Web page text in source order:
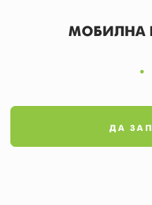
МОБИЛНА
ДА